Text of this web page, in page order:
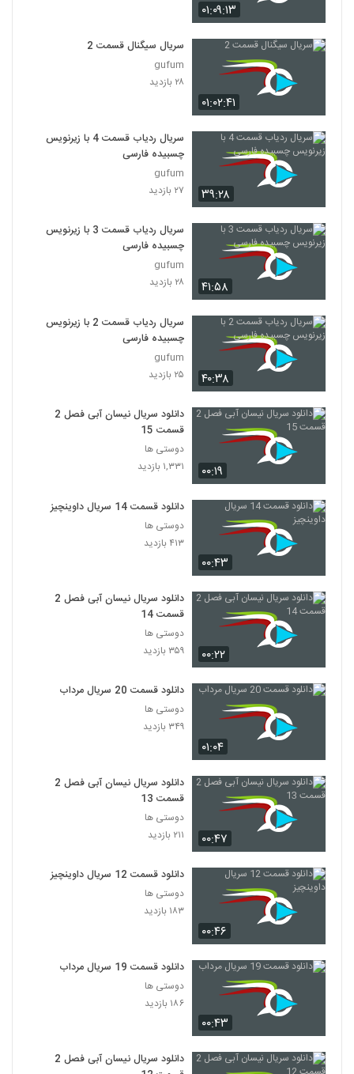
۰۱:۰۹:۱۳
۰۱:۰۲:۴۱
سریال سیگنال قسمت 2
gufum
۲۸ بازدید
۳۹:۲۸
سریال ردیاب قسمت 4 با زیرنویس
چسبیده فارسی
gufum
۲۷ بازدید
۴۱:۵۸
سریال ردیاب قسمت 3 با زیرنویس
چسبیده فارسی
gufum
۲۸ بازدید
۴۰:۳۸
سریال ردیاب قسمت 2 با زیرنویس
چسبیده فارسی
gufum
۲۵ بازدید
۰۰:۱۹
دانلود سریال نیسان آبی فصل 2
قسمت 15
دوستی ها
۱,۳۳۱ بازدید
۰۰:۴۳
دانلود قسمت 14 سریال داوینچیز
دوستی ها
۴۱۳ بازدید
۰۰:۲۲
دانلود سریال نیسان آبی فصل 2
قسمت 14
دوستی ها
۳۵۹ بازدید
۰۱:۰۴
دانلود قسمت 20 سریال مرداب
دوستی ها
۳۴۹ بازدید
۰۰:۴۷
دانلود سریال نیسان آبی فصل 2
قسمت 13
دوستی ها
۲۱۱ بازدید
۰۰:۴۶
دانلود قسمت 12 سریال داوینچیز
دوستی ها
۱۸۳ بازدید
۰۰:۴۳
دانلود قسمت 19 سریال مرداب
دوستی ها
۱۸۶ بازدید
دانلود سریال نیسان آبی فصل 2